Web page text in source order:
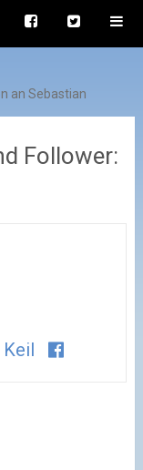
an Sebastian
Follower:
Keil